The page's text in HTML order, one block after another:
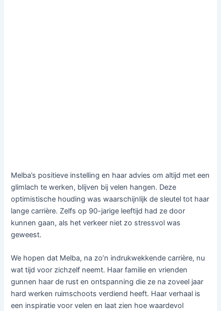
Melba’s positieve instelling en haar advies om altijd met een
glimlach te werken, blijven bij velen hangen. Deze
optimistische houding was waarschijnlijk de sleutel tot haar
lange carrière. Zelfs op 90-jarige leeftijd had ze door
kunnen gaan, als het verkeer niet zo stressvol was
geweest.
We hopen dat Melba, na zo’n indrukwekkende carrière, nu
wat tijd voor zichzelf neemt. Haar familie en vrienden
gunnen haar de rust en ontspanning die ze na zoveel jaar
hard werken ruimschoots verdiend heeft. Haar verhaal is
een inspiratie voor velen en laat zien hoe waardevol